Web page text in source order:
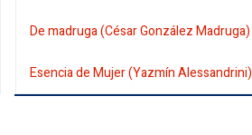
De madruga (César González Madruga)
Esencia de Mujer (Yazmín Alessandrini)